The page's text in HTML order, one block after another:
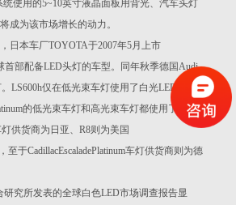
使用的5~10英寸液晶面板用背光、汽车头灯
成为该市场增长的动力。
日本车厂TOYOTA于2007年5月上市
首部配备LED头灯的车型。同年秋季德国Audi
LS600h仅在低光束车灯使用了白光LED，而
的低光束车灯和高光束车灯都使用了白光
供货商为日亚、R8则为美国
至于CadillacEscaladePlatinum车灯供货商则为德
究所发表的全球白色LED市场调查报告显